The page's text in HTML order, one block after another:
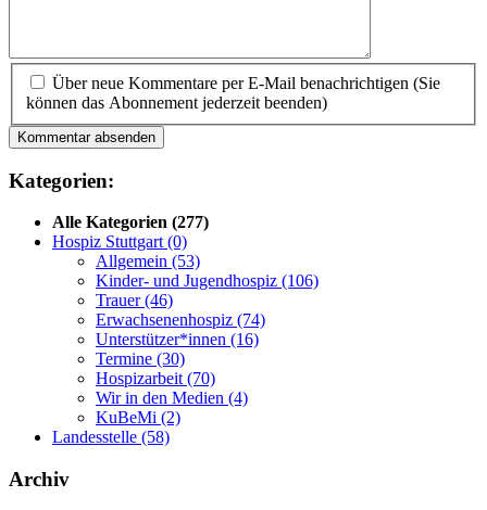
Über neue Kommentare per E-Mail benachrichtigen (Sie
können das Abonnement jederzeit beenden)
Kommentar absenden
Kategorien:
Alle Kategorien (277)
Hospiz Stuttgart (0)
Allgemein (53)
Kinder- und Jugendhospiz (106)
Trauer (46)
Erwachsenenhospiz (74)
Unterstützer*innen (16)
Termine (30)
Hospizarbeit (70)
Wir in den Medien (4)
KuBeMi (2)
Landesstelle (58)
Archiv